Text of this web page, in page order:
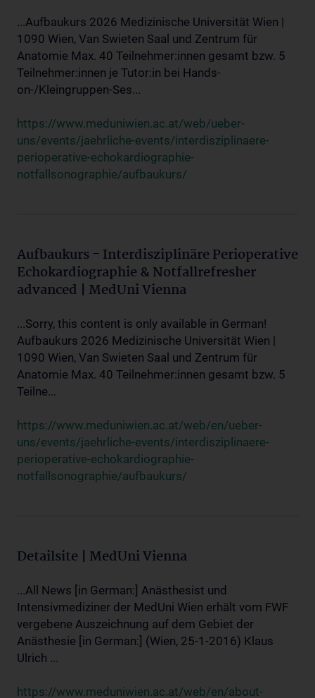
...Aufbaukurs 2026 Medizinische Universität Wien |
1090 Wien, Van Swieten Saal und Zentrum für
Anatomie Max. 40 Teilnehmer:innen gesamt bzw. 5
Teilnehmer:innen je Tutor:in bei Hands-
on-/Kleingruppen-Ses...
https://www.meduniwien.ac.at/web/ueber-
uns/events/jaehrliche-events/interdisziplinaere-
perioperative-echokardiographie-
notfallsonographie/aufbaukurs/
Aufbaukurs - Interdisziplinäre Perioperative
Echokardiographie & Notfallrefresher
advanced | MedUni Vienna
...Sorry, this content is only available in German!
Aufbaukurs 2026 Medizinische Universität Wien |
1090 Wien, Van Swieten Saal und Zentrum für
Anatomie Max. 40 Teilnehmer:innen gesamt bzw. 5
Teilne...
https://www.meduniwien.ac.at/web/en/ueber-
uns/events/jaehrliche-events/interdisziplinaere-
perioperative-echokardiographie-
notfallsonographie/aufbaukurs/
Detailsite | MedUni Vienna
...All News [in German:] Anästhesist und
Intensivmediziner der MedUni Wien erhält vom FWF
vergebene Auszeichnung auf dem Gebiet der
Anästhesie [in German:] (Wien, 25-1-2016) Klaus
Ulrich ...
https://www.meduniwien.ac.at/web/en/about-